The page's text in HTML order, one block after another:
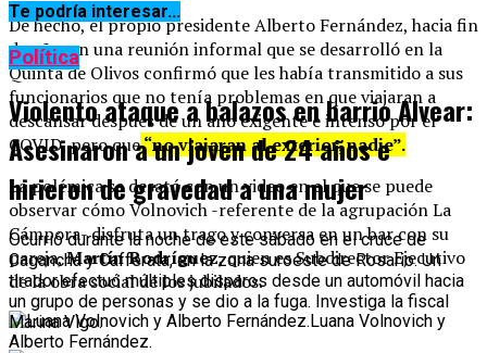
De hecho, el propio presidente Alberto Fernández, hacia fin
de año, en una reunión informal que se desarrolló en la
Quinta de Olivos confirmó que les había transmitido a sus
funcionarios que no tenía problemas en que viajaran a
descansar después de un año exigente e intenso por el
COVID, pero que“no viajaran al exterior, nadie”.
La polémica se desató con un video en el que se puede
observar cómo Volnovich -referente de la agrupación La
Cámpora- disfruta un trago y conversa en un bar con su
pareja,Martín Rodríguez, quien es Subdirector Ejecutivo
de la obra social de los jubilados.
Luana Volnovich y
Alberto Fernández.
Te podría interesar...
Política
Violento ataque a balazos en barrio Alvear:
Asesinaron a un joven de 24 años e
hirieron de gravedad a una mujer
Ocurrió durante la noche de este sábado en el cruce de
Cagancha y Cafferata, en la zona suroeste de Rosario. Un
tirador efectuó múltiples disparos desde un automóvil hacia
un grupo de personas y se dio a la fuga. Investiga la fiscal
Marina Vigo.